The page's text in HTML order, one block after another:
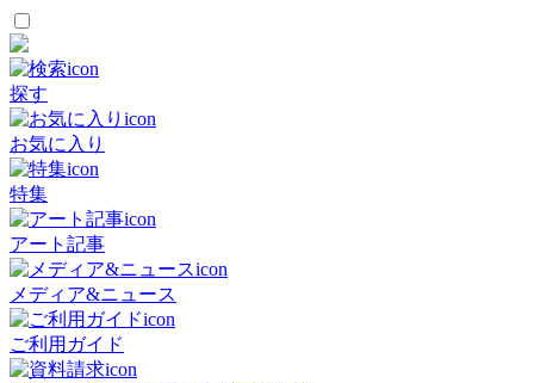
探す
お気に入り
特集
アート記事
メディア&ニュース
ご利用ガイド